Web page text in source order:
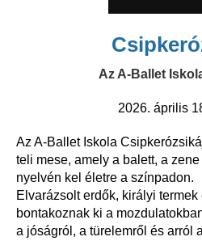
Az A-Ballet
2026. április
Az A-Ballet Iskola
teli mese, amely a balett, a
nyelvén kel életre a színpadon.
Elvarázsolt erdők, királyi
bontakoznak ki a
a jóságról, a türelemről és arról